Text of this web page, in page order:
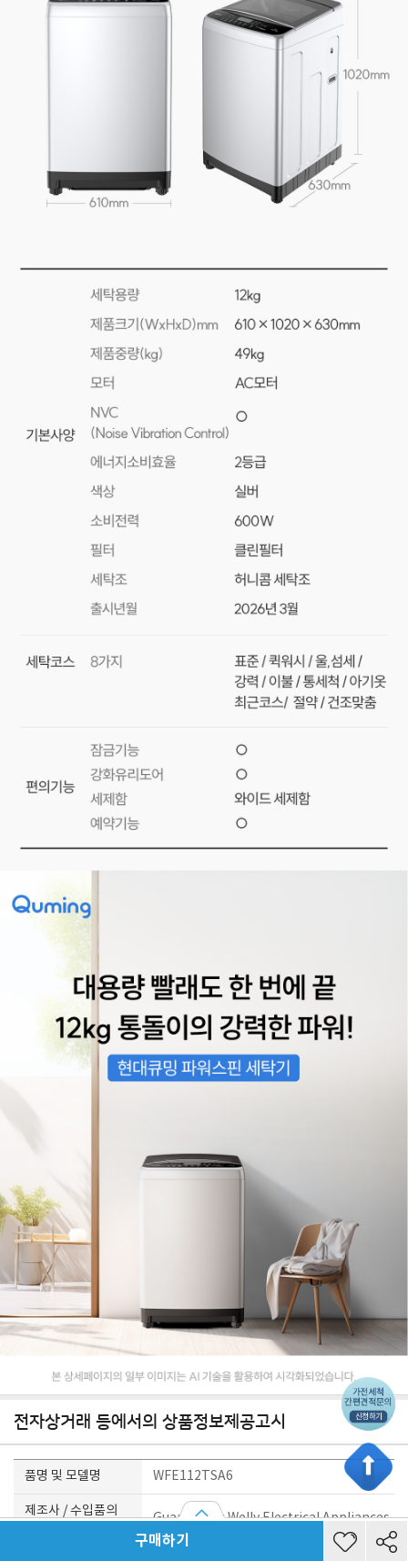
전자상거래 등에서의 상품정보제공고시
품명 및 모델명 WFE112TSA6
제조사 / 수입품의
Guangdong Welly Electrical Appliances
Co., Ltd.
구매하기